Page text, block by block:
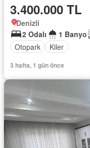
3.400.000 TL
Denizli
2 Odalı
1 Banyo
Otopark
Kiler
3 hafta, 1 gün önce